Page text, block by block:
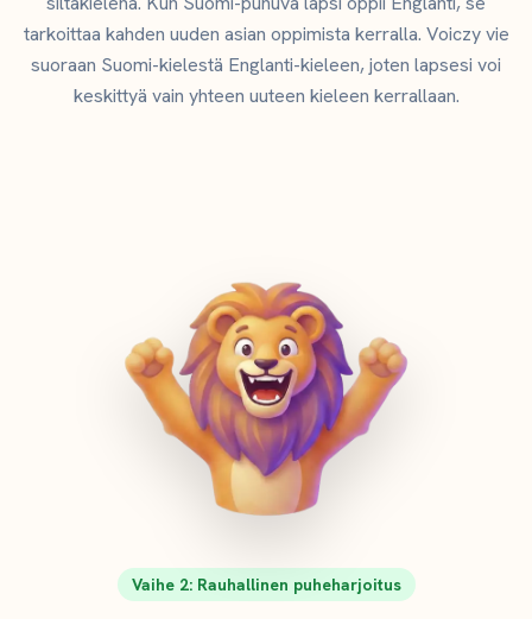
tarkoittaa kahden uuden asian oppimista kerralla. Voiczy vie
suoraan Suomi-kielestä Englanti-kieleen, joten lapsesi voi
keskittyä vain yhteen uuteen kieleen kerrallaan.
Vaihe 2: Rauhallinen puheharjoitus